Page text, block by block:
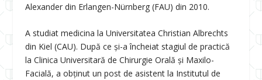
Alexander din Erlangen-Nürnberg (FAU) din 2010.
A studiat medicina la Universitatea Christian Albrechts
din Kiel (CAU). După ce și-a încheiat stagiul de practică
la Clinica Universitară de Chirurgie Orală și Maxilo-
Facială, a obținut un post de asistent la Institutul de